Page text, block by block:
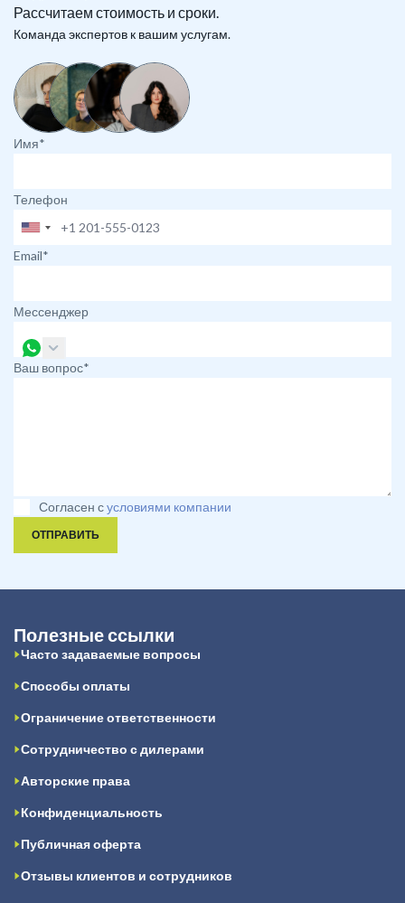
Рассчитаем стоимость и сроки.
Команда экспертов к вашим услугам.
Имя*
Телефон
Email*
Мессенджер
Ваш вопрос*
Согласен сусловиями компании
ОТПРАВИТЬ
Полезные ссылки
Часто задаваемые вопросы
Способы оплаты
Ограничение ответственности
Сотрудничество с дилерами
Авторские права
Конфиденциальность
Публичная оферта
Отзывы клиентов и сотрудников